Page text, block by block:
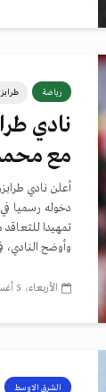
رياضة
نادي
مع
أعلن نادي
دخوله رسميا
تمهيدا للتعاقد
وأوضح النادي،
الأربعاء، 5 أغسطس 2026، 6:46 ص
الشرق الاوسط